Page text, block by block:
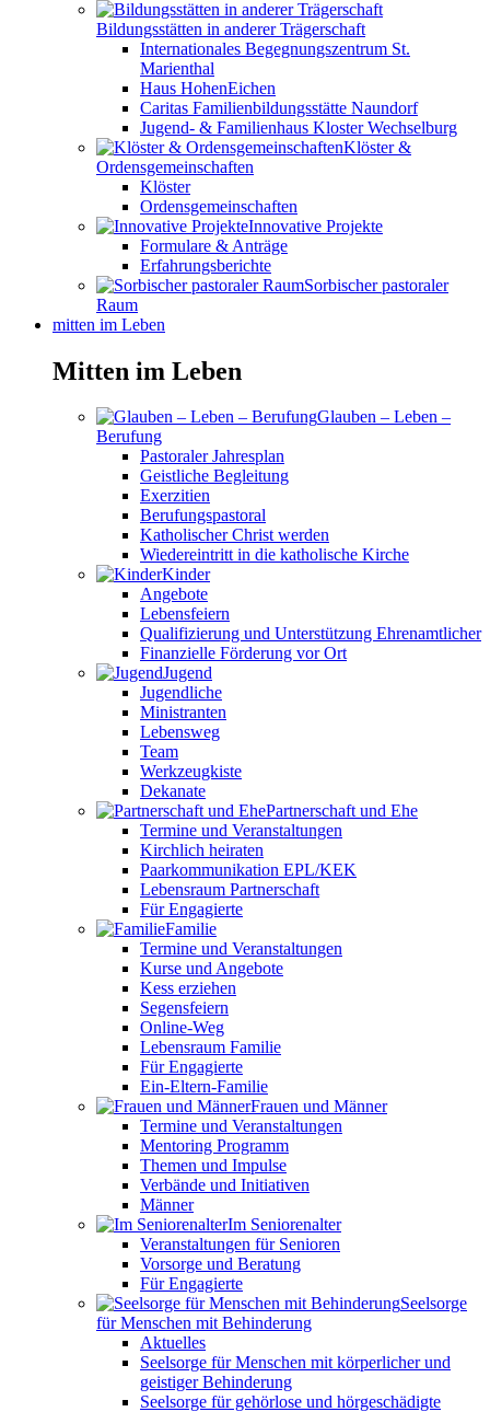
Bildungsstätten in anderer Trägerschaft
Internationales Begegnungszentrum St.
Marienthal
Haus HohenEichen
Caritas Familienbildungsstätte Naundorf
Jugend- & Familienhaus Kloster Wechselburg
Klöster &
Ordensgemeinschaften
Klöster
Ordensgemeinschaften
Innovative Projekte
Formulare & Anträge
Erfahrungsberichte
Sorbischer pastoraler
Raum
mitten im Leben
Mitten im Leben
Glauben – Leben –
Berufung
Pastoraler Jahresplan
Geistliche Begleitung
Exerzitien
Berufungspastoral
Katholischer Christ werden
Wiedereintritt in die katholische Kirche
Kinder
Angebote
Lebensfeiern
Qualifizierung und Unterstützung Ehrenamtlicher
Finanzielle Förderung vor Ort
Jugend
Jugendliche
Ministranten
Lebensweg
Team
Werkzeugkiste
Dekanate
Partnerschaft und Ehe
Termine und Veranstaltungen
Kirchlich heiraten
Paarkommunikation EPL/KEK
Lebensraum Partnerschaft
Für Engagierte
Familie
Termine und Veranstaltungen
Kurse und Angebote
Kess erziehen
Segensfeiern
Online-Weg
Lebensraum Familie
Für Engagierte
Ein-Eltern-Familie
Frauen und Männer
Termine und Veranstaltungen
Mentoring Programm
Themen und Impulse
Verbände und Initiativen
Männer
Im Seniorenalter
Veranstaltungen für Senioren
Vorsorge und Beratung
Für Engagierte
Seelsorge
für Menschen mit Behinderung
Aktuelles
Seelsorge für Menschen mit körperlicher und
geistiger Behinderung
Seelsorge für gehörlose und hörgeschädigte